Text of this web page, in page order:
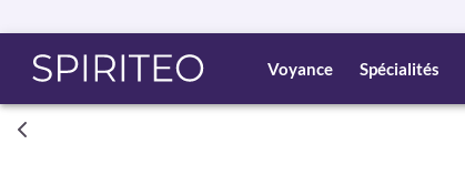
Voyance Spécialités